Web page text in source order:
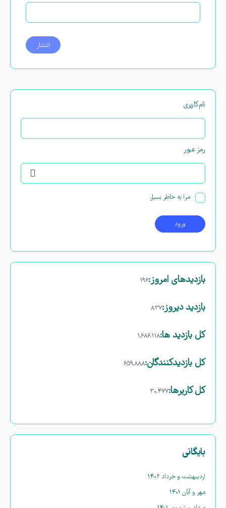
نام‌کاربری
رمز عبور
مرا به خاطر بسپار
بازدیدهای امروز:۱۹۶
بازدید دیروز:۸۳۷
کل بازدید ها:۱,۶۸۶,۱۱۸
کل بازدیدکنند‌گان:۶۵۹,۸۸۸
کل کاربرها:۳۰,۴۷۷
بایگانی
اردیبهشت و خرداد ۱۴۰۲
مهر و آبان ۱۴۰۱